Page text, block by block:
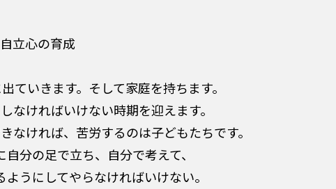
自立心の育成
ていきます。そして家庭を持ちます。
なければいけない時期を迎えます。
なければ、苦労するのは子どもたちです。
分の足で立ち、自分で考えて、
うにしてやらなければいけない。